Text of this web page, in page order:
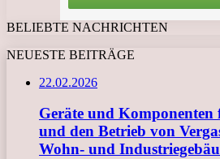
BELIEBTE NACHRICHTEN
NEUESTE BEITRÄGE
22.02.2026
Geräte und
und den Betrieb von
Wohn- und